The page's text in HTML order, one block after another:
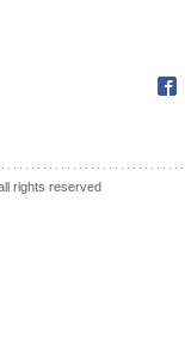
rights reserved